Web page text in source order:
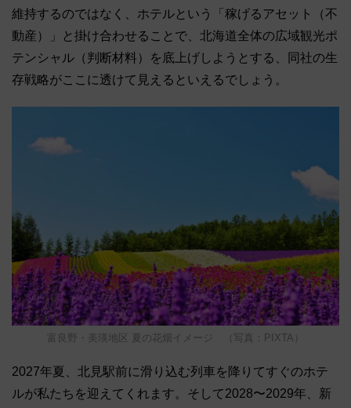
維持するのではなく、ホテルという「稼げるアセット（不
動産）」と掛け合わせることで、北海道全体の広域観光ポ
テンシャル（判断材料）を底上げしようとする、同社の生
存戦略がここに透けて見えるといえるでしょう。
富良野・美瑛地区 夏の花畑イメージ （写真：PIXTA）
2027年夏、北見駅前に滑り込む列車を降りてすぐのホテ
ルが私たちを迎えてくれます。そして2028〜2029年、新